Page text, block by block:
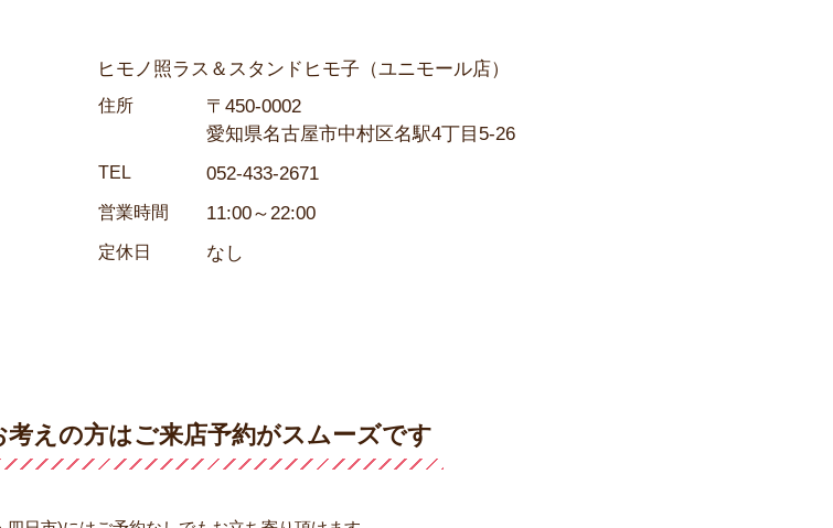
ヒモノ照ラス＆スタンドヒモ子（ユニモール店）
住所
〒450-0002
愛知県名古屋市中村区名駅4丁目5-26
TEL 052-433-2671
営業時間 11:00～22:00
定休日 なし
考えの方はご来店予約がスムーズです